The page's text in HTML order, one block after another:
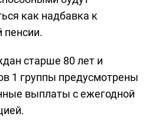
как надбавка к
пенсии.
старше 80 лет и
1 группы предусмотрены
выплаты с ежегодной